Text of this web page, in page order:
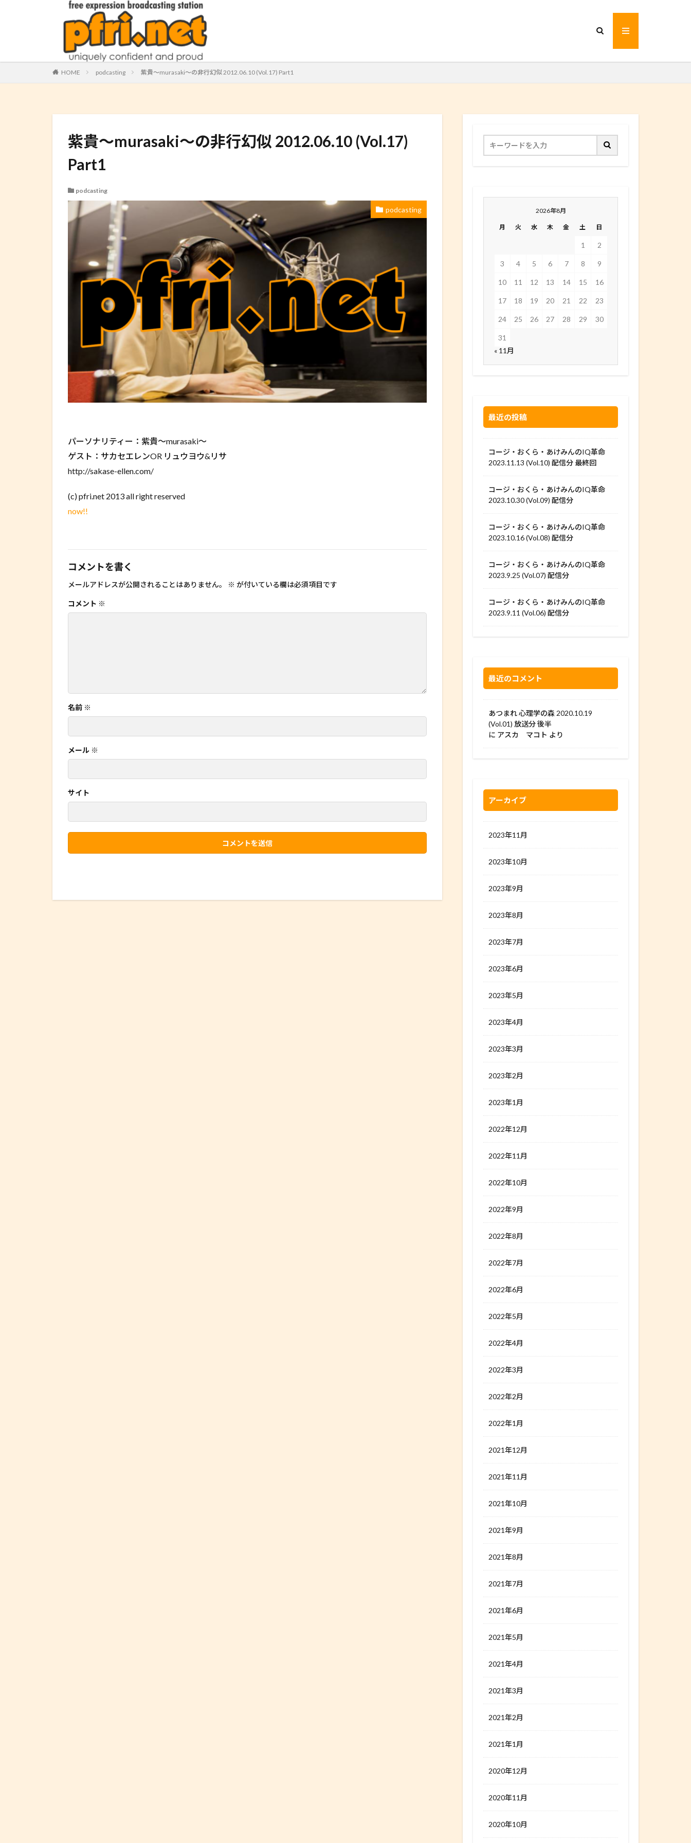
HOME podcasting 紫貴～murasaki～の非行幻似 2012.06.10 (Vol.17) Part1
紫貴～murasaki～の非行幻似 2012.06.10 (Vol.17)
Part1
podcasting
podcasting
パーソナリティー：紫貴～murasaki～
ゲスト：サカセエレンOR リュウヨウ&リサ
http://sakase-ellen.com/
(c) pfri.net 2013 all right reserved
now!!
コメントを書く
メールアドレスが公開されることはありません。 ※ が付いている欄は必須項目です
コメント ※
名前 ※
メール ※
サイト
2026年8月
月 火 水 木 金 土 日
1 2
3 4 5 6 7 8 9
10 11 12 13 14 15 16
17 18 19 20 21 22 23
24 25 26 27 28 29 30
31
« 11月
最近の投稿
コージ・おくら・あけみんのIQ革命
2023.11.13 (Vol.10) 配信分 最終回
コージ・おくら・あけみんのIQ革命
2023.10.30 (Vol.09) 配信分
コージ・おくら・あけみんのIQ革命
2023.10.16 (Vol.08) 配信分
コージ・おくら・あけみんのIQ革命
2023.9.25 (Vol.07) 配信分
コージ・おくら・あけみんのIQ革命
2023.9.11 (Vol.06) 配信分
最近のコメント
あつまれ 心理学の森 2020.10.19
(Vol.01) 放送分 後半
に アスカ マコト より
アーカイブ
2023年11月
2023年10月
2023年9月
2023年8月
2023年7月
2023年6月
2023年5月
2023年4月
2023年3月
2023年2月
2023年1月
2022年12月
2022年11月
2022年10月
2022年9月
2022年8月
2022年7月
2022年6月
2022年5月
2022年4月
2022年3月
2022年2月
2022年1月
2021年12月
2021年11月
2021年10月
2021年9月
2021年8月
2021年7月
2021年6月
2021年5月
2021年4月
2021年3月
2021年2月
2021年1月
2020年12月
2020年11月
2020年10月